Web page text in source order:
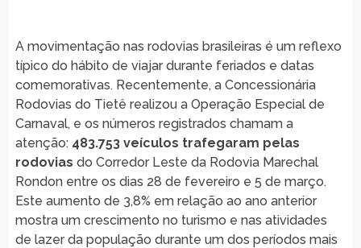
A movimentação nas rodovias brasileiras é um reflexo
típico do hábito de viajar durante feriados e datas
comemorativas. Recentemente, a Concessionária
Rodovias do Tietê realizou a Operação Especial de
Carnaval, e os números registrados chamam a
atenção: 483.753 veículos trafegaram pelas
rodovias do Corredor Leste da Rodovia Marechal
Rondon entre os dias 28 de fevereiro e 5 de março.
Este aumento de 3,8% em relação ao ano anterior
mostra um crescimento no turismo e nas atividades
de lazer da população durante um dos períodos mais